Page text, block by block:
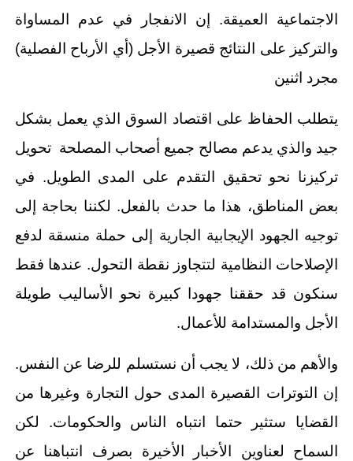
الاجتماعية العميقة. إن الانفجار في عدم المساواة
والتركيز على النتائج قصيرة الأجل (أي الأرباح الفصلية)
مجرد اثنين
يتطلب الحفاظ على اقتصاد السوق الذي يعمل بشكل
جيد والذي يدعم مصالح جميع أصحاب المصلحة تحويل
تركيزنا نحو تحقيق التقدم على المدى الطويل. في
بعض المناطق، هذا ما حدث بالفعل. لكننا بحاجة إلى
توجيه الجهود الإيجابية الجارية إلى حملة منسقة لدفع
الإصلاحات النظامية لتتجاوز نقطة التحول. عندها فقط
سنكون قد حققنا جهودا كبيرة نحو الأساليب طويلة
الأجل والمستدامة للأعمال.
والأهم من ذلك، لا يجب أن نستسلم للرضا عن النفس.
إن التوترات القصيرة المدى حول التجارة وغيرها من
القضايا ستثير حتما انتباه الناس والحكومات. لكن
السماح لعناوين الأخبار الأخيرة بصرف انتباهنا عن